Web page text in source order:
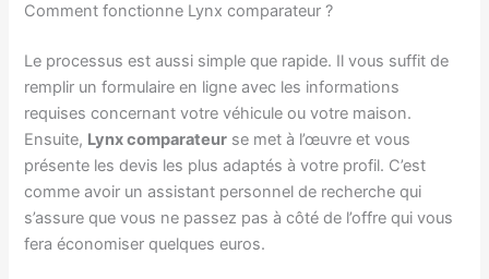
Comment fonctionne Lynx comparateur ?
Le processus est aussi simple que rapide. Il vous suffit de
remplir un formulaire en ligne avec les informations
requises concernant votre véhicule ou votre maison.
Ensuite, Lynx comparateur se met à l’œuvre et vous
présente les devis les plus adaptés à votre profil. C’est
comme avoir un assistant personnel de recherche qui
s’assure que vous ne passez pas à côté de l’offre qui vous
fera économiser quelques euros.